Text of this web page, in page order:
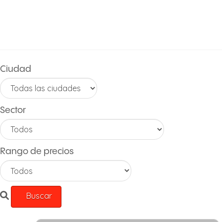
Ciudad
Sector
Rango de precios